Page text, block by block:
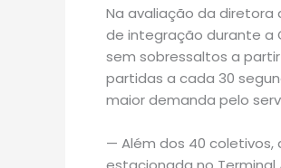
Na avaliação da diretora
de integração durante a
sem sobressaltos a
partidas a cada 30
maior demanda pelo
— Além dos 40